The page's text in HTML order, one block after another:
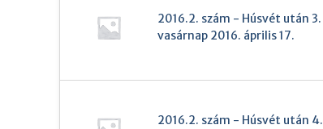
2016.2. szám - Húsvét után 3.
vasárnap 2016. április 17.
2016.2. szám - Húsvét után 4.